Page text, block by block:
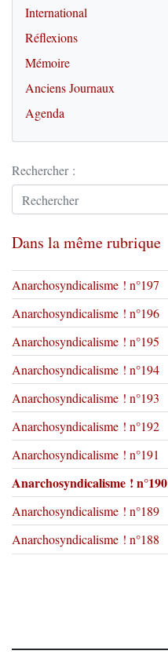
International
Réflexions
Mémoire
Anciens Journaux
Agenda
Rechercher :
Dans la même rubrique
Anarchosyndicalisme ! n°197
Anarchosyndicalisme ! n°196
Anarchosyndicalisme ! n°195
Anarchosyndicalisme ! n°194
Anarchosyndicalisme ! n°193
Anarchosyndicalisme ! n°192
Anarchosyndicalisme ! n°191
Anarchosyndicalisme ! n°190
Anarchosyndicalisme ! n°189
Anarchosyndicalisme ! n°188